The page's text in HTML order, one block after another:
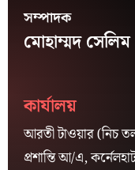
সম্পাদক
মোহাম্মদ সেলিম
কার্যালয়
আরতী টাওয়ার (নিচ
প্রশান্তি আ/এ,